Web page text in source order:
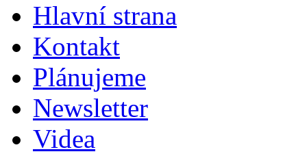
Hlavní strana
Kontakt
Plánujeme
Newsletter
Videa